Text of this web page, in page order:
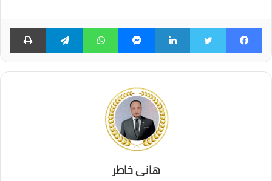
فيسبوك لينكدإن ماسنجر واتساب تيلقرام
هانى خاطر